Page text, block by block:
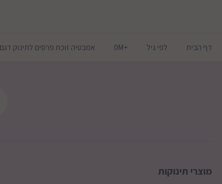
דף הבית לפי גיל +0M אמבטיה זוכת פרסים לתינוק דגם Bath With Plug & Foam Backrest כולל מעמד
מוצרי תינוקות